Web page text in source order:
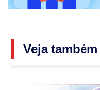
Veja também